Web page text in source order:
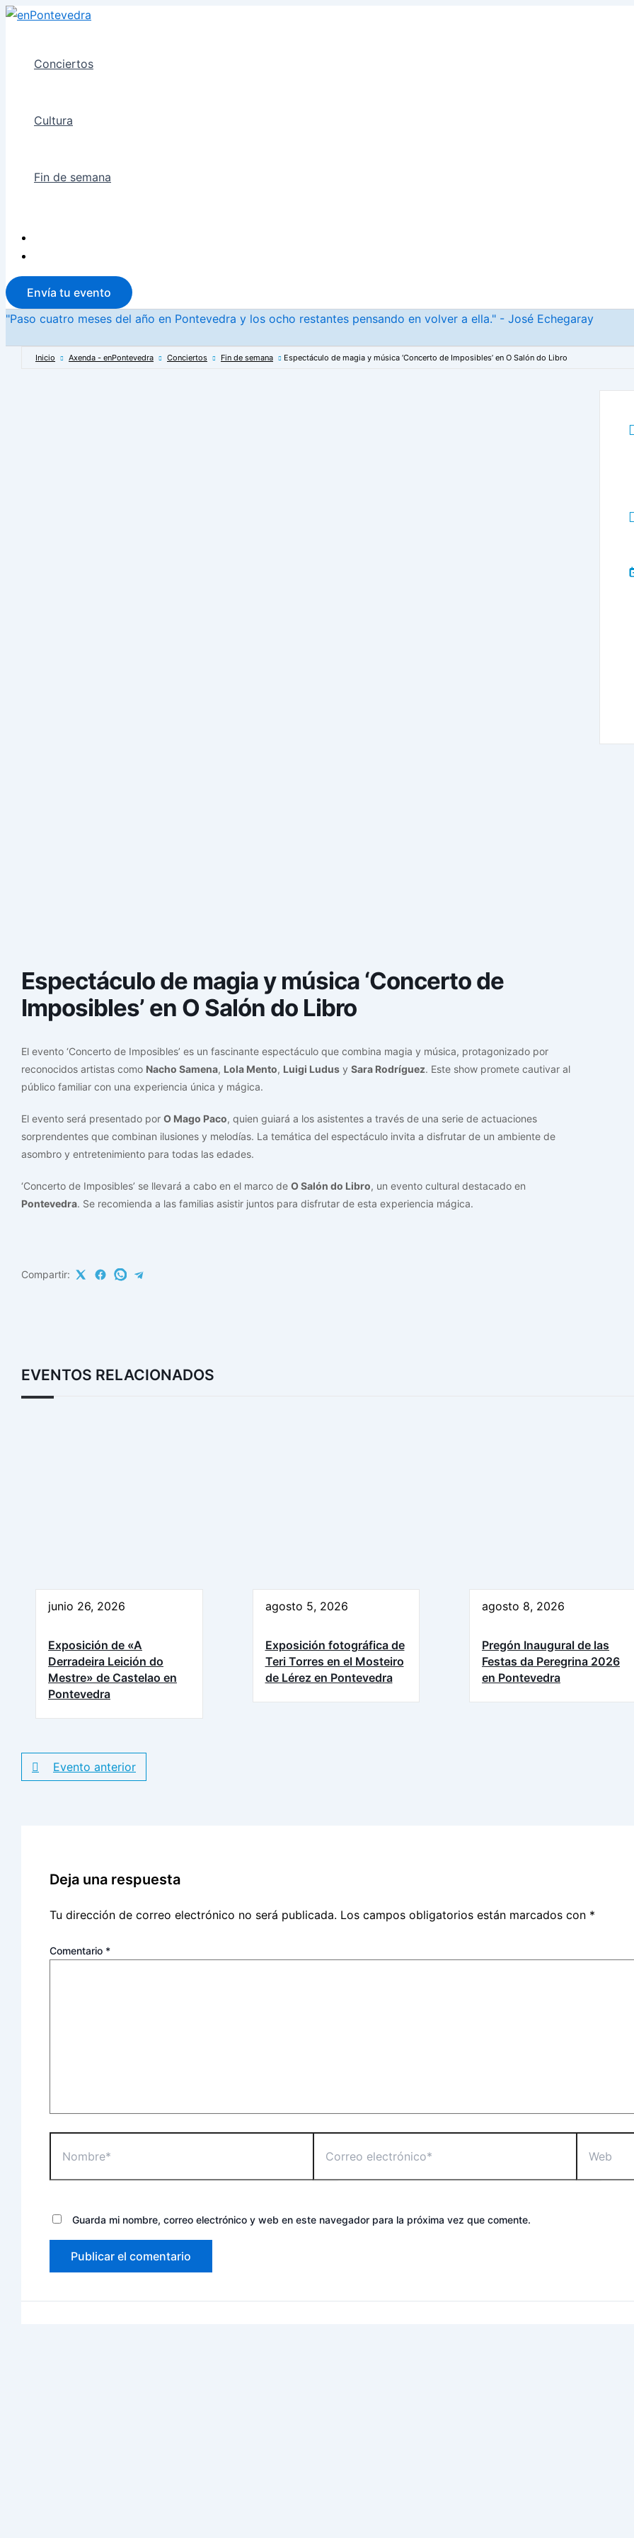
Ir
Conciertos
Cultura
Fin de semana
Envía tu evento
"Paso cuatro meses del año en Pontevedra y los ocho restantes pensando en volver a ella." - José Echegaray
Inicio Axenda - enPontevedra Conciertos Fin de semana Espectáculo de magia y música ‘Concerto de Imposibles’ en O Salón do Libro
Espectáculo de magia y música ‘Concerto de
Imposibles’ en O Salón do Libro
El evento ‘Concerto de Imposibles’ es un fascinante espectáculo que combina magia y música, protagonizado por
reconocidos artistas como Nacho Samena, Lola Mento, Luigi Ludus y Sara Rodríguez. Este show promete cautivar al
público familiar con una experiencia única y mágica.
El evento será presentado por O Mago Paco, quien guiará a los asistentes a través de una serie de actuaciones
sorprendentes que combinan ilusiones y melodías. La temática del espectáculo invita a disfrutar de un ambiente de
asombro y entretenimiento para todas las edades.
‘Concerto de Imposibles’ se llevará a cabo en el marco de O Salón do Libro, un evento cultural destacado en
Pontevedra. Se recomienda a las familias asistir juntos para disfrutar de esta experiencia mágica.
Compartir:
EVENTOS RELACIONADOS
junio 26, 2026
Exposición de «A
Derradeira Leición do
Mestre» de Castelao en
Pontevedra
agosto 5, 2026
Exposición fotográfica de
Teri Torres en el Mosteiro
de Lérez en Pontevedra
agosto 8, 2026
Pregón Inaugural de las
Festas da Peregrina 2026
en Pontevedra
Evento anterior
Deja una respuesta
Tu dirección de correo electrónico no será publicada. Los campos obligatorios están marcados con *
Comentario *
electrónico*
Guarda mi nombre, correo electrónico y web en este navegador para la próxima vez que comente.